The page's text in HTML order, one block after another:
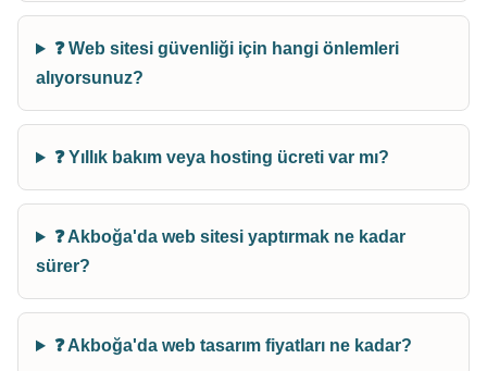
❓ Web sitesi güvenliği için hangi önlemleri
alıyorsunuz?
❓ Yıllık bakım veya hosting ücreti var mı?
❓ Akboğa'da web sitesi yaptırmak ne kadar
sürer?
❓ Akboğa'da web tasarım fiyatları ne kadar?